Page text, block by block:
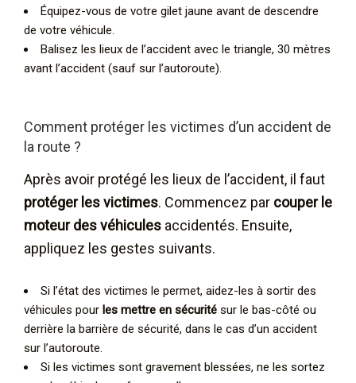
Équipez-vous de votre gilet jaune avant de descendre
de votre véhicule.
Balisez les lieux de l’accident avec le triangle, 30 mètres
avant l’accident (sauf sur l’autoroute).
Comment protéger les victimes d’un accident de
la route ?
Après avoir protégé les lieux de l’accident, il faut
protéger les victimes. Commencez par couper le
moteur des véhicules accidentés. Ensuite,
appliquez les gestes suivants.
Si l’état des victimes le permet, aidez-les à sortir des
véhicules pour les mettre en sécurité sur le bas-côté ou
derrière la barrière de sécurité, dans le cas d’un accident
sur l’autoroute.
Si les victimes sont gravement blessées, ne les sortez